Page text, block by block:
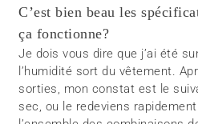
C’est bien beau les
ça fonctionne?
Je dois vous dire que j’ai été
l’humidité sort du vêtement.
sorties, mon constat est le
sec, ou le redeviens